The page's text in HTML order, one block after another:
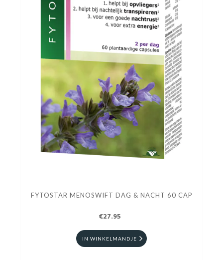
FYTOSTAR MENOSWIFT DAG & NACHT 60 CAP
€27.95
IN WINKELMANDJE